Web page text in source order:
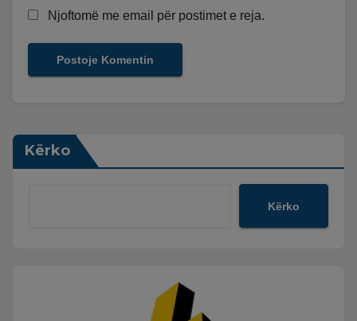
Njoftomë me email për postimet e reja.
Kërko
Kërko